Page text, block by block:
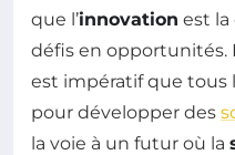
que l’innovation est la
défis en opportunités.
est impératif que tous
pour développer des
la voie à un futur où la